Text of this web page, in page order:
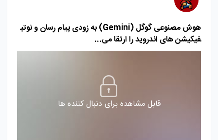
هوش مصنوعی گوگل (Gemini) به زودی پیام‌ رسان و نوتی
فیکیشن های اندروید را ارتقا می...
قابل مشاهده برای دنبال کننده ها